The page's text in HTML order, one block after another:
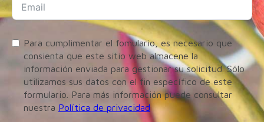
Para cumplimentar el fomulario, es necesario que
consienta que este sitio web almacene la
información enviada para gestionar su solicitud. Sólo
utilizamos sus datos con el fin específico de este
formulario. Para más información puede consultar
nuestra Política de privacidad